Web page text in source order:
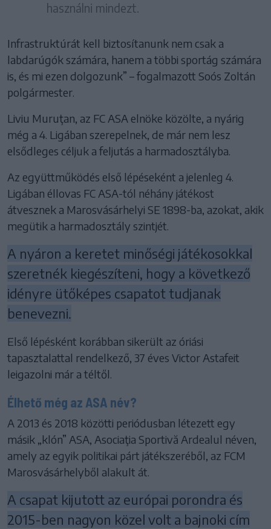
használni mindezt.
Infrastruktúrát kell biztosítanunk nem csak a
labdarúgók számára, hanem a többi sportág számára
is, és mi ezen dolgozunk” – fogalmazott Soós Zoltán
polgármester.
Liviu Muruţan, az FC ASA elnöke közölte, a nyárig
még a 4. Ligában szerepelnek, de már nem lesz
elsődleges céljuk a feljutás a harmadosztályba.
Az együttműködés első lépéseként a jelenleg 4.
Ligában éllovas FC ASA-tól néhány játékost
átvesznek a Marosvásárhelyi SE 1898-ba, azokat, akik
megütik a harmadosztály szintjét.
A nyáron a keretet minőségi játékosokkal
szeretnék kiegészíteni, hogy a következő
idényre ütőképes csapatot tudjanak
benevezni.
Első lépésként korábban sikerült az óriási
tapasztalattal rendelkező, 37 éves Victor Astafeit
leigazolni már a téltől.
Élhető még az ASA név?
A 2013 és 2018 közötti periódusban létezett egy
másik „klón” ASA, Asociaţia Sportivă Ardealul néven,
amely az egyik politikai párt játékszeréből, az FCM
Marosvásárhelyből alakult át.
A csapat kijutott az európai porondra és
2015-ben nagyon közel volt a bajnoki cím